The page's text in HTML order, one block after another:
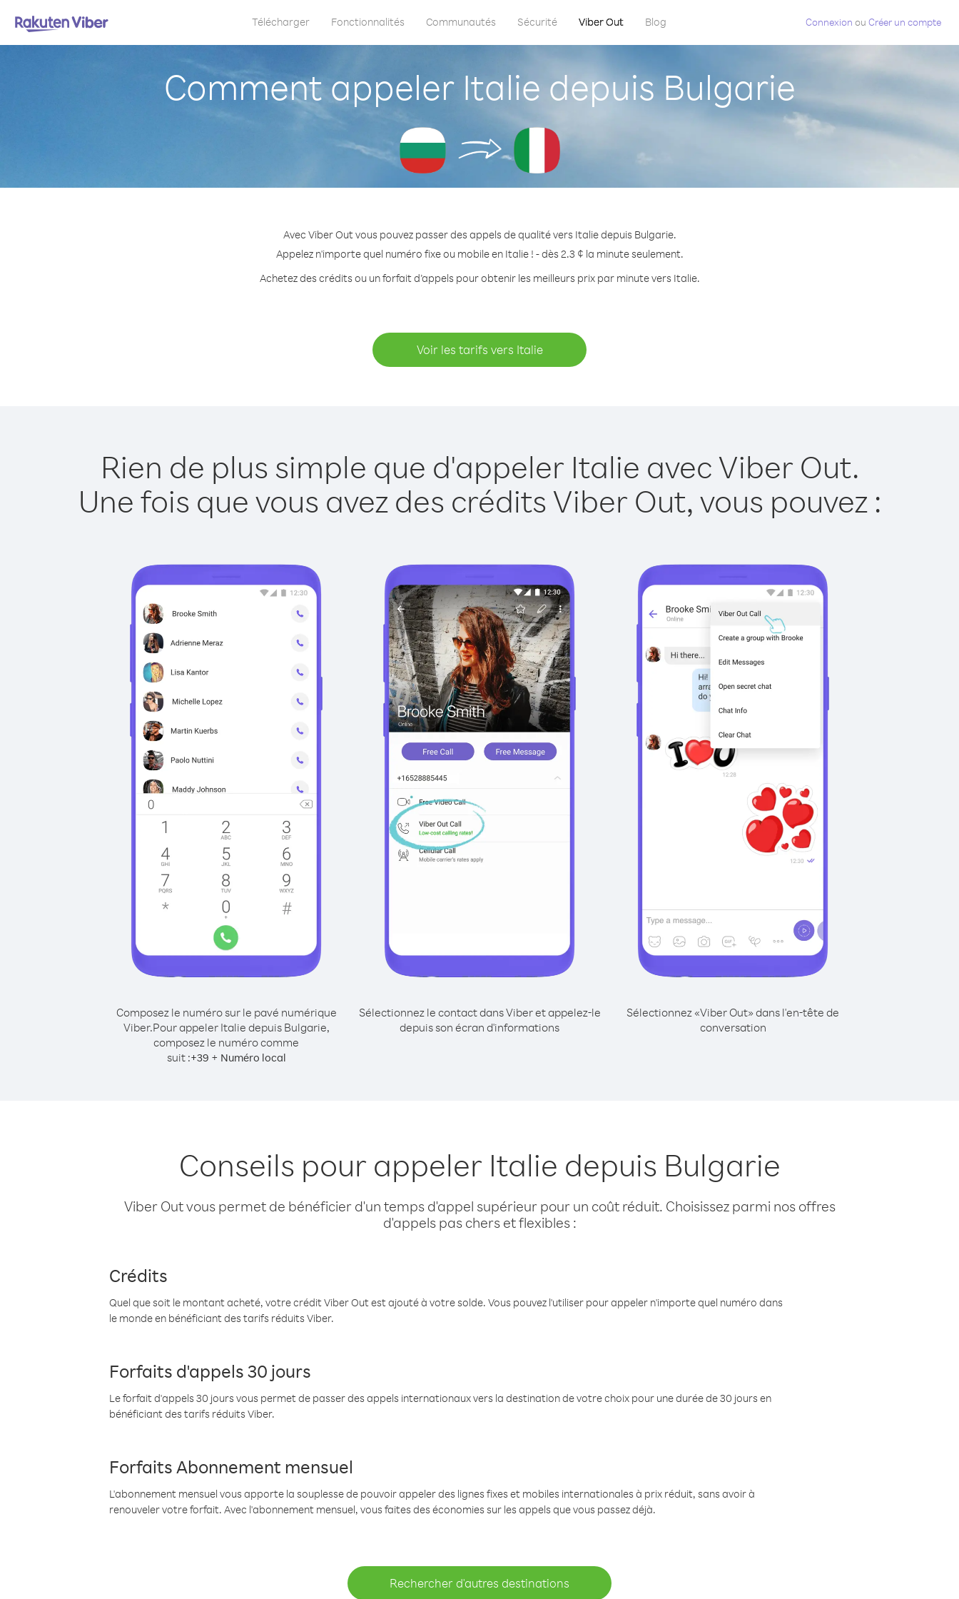
Télécharger Fonctionnalités Communautés Sécurité Viber Out Blog Connexion ou Créer un compte
Comment appeler Italie depuis Bulgarie
Avec Viber Out vous pouvez passer des appels de qualité vers Italie depuis Bulgarie.
Appelez n'importe quel numéro fixe ou mobile en Italie ! - dès 2.3 ¢ la minute seulement.
Achetez des crédits ou un forfait d’appels pour obtenir les meilleurs prix par minute vers Italie.
Voir les tarifs vers Italie
Rien de plus simple que d'appeler Italie avec Viber Out.
Une fois que vous avez des crédits Viber Out, vous pouvez :
Composez le numéro sur le pavé numérique
Viber.Pour appeler Italie depuis Bulgarie,
composez le numéro comme
suit :+39 + Numéro local
Sélectionnez le contact dans Viber et appelez-le
depuis son écran d'informations
Sélectionnez «Viber Out» dans l'en-tête de
conversation
Conseils pour appeler Italie depuis Bulgarie
Viber Out vous permet de bénéficier d'un temps d'appel supérieur pour un coût réduit. Choisissez parmi nos offres
d'appels pas chers et flexibles :
Crédits
Quel que soit le montant acheté, votre crédit Viber Out est ajouté à votre solde. Vous pouvez l'utiliser pour appeler n'importe quel numéro dans
le monde en bénéficiant des tarifs réduits Viber.
Forfaits d'appels 30 jours
Le forfait d'appels 30 jours vous permet de passer des appels internationaux vers la destination de votre choix pour une durée de 30 jours en
bénéficiant des tarifs réduits Viber.
Forfaits Abonnement mensuel
L'abonnement mensuel vous apporte la souplesse de pouvoir appeler des lignes fixes et mobiles internationales à prix réduit, sans avoir à
renouveler votre forfait. Avec l'abonnement mensuel, vous faites des économies sur les appels que vous passez déjà.
Rechercher d'autres destinations